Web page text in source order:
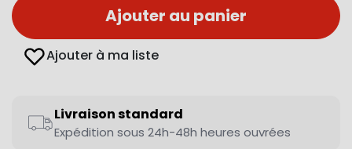
Ajouter au panier
Ajouter à ma liste
Livraison standard
Expédition sous 24h-48h heures ouvrées